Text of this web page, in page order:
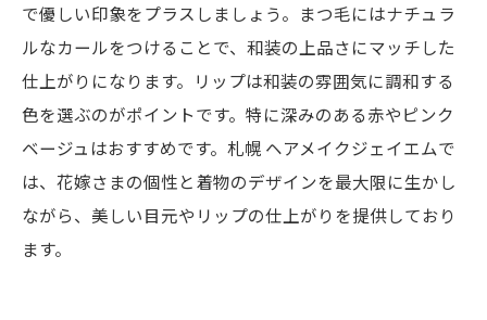
で優しい印象をプラスしましょう。まつ毛にはナチュラ
ルなカールをつけることで、和装の上品さにマッチした
仕上がりになります。リップは和装の雰囲気に調和する
色を選ぶのがポイントです。特に深みのある赤やピンク
ベージュはおすすめです。札幌 ヘアメイクジェイエムで
は、花嫁さまの個性と着物のデザインを最大限に生かし
ながら、美しい目元やリップの仕上がりを提供しており
ます。